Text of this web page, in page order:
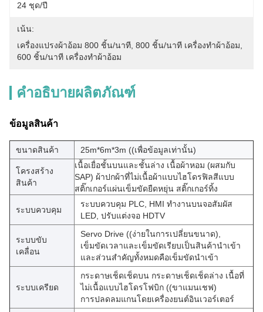
24 ชุด/ปี
เน้น:
เครื่องแปรงผ้าอ้อม 800 ชิ้น/นาที 800 ชิ้น/นาที เครื่องทําผ้าอ้อม
600 ชิ้น/นาที เครื่องทําผ้าอ้อม
คำอธิบายผลิตภัณฑ์
ข้อมูลสินค้า
ขนาดสินค้า 25m*6m*3m ((เพื่อข้อมูลเท่านั้น)
โครงสร้าง
สินค้า
เนื้อเยื่อชั้นบนและชั้นล่าง เนื้อผ้าหอม (ผสมกับ
SAP) ผ้าปกผ้าที่ไม่เนื้อผ้าแบบไฮโดรฟิลสีแบบ
สติ๊กเกอร์แผ่นเข็มขัดยืดหยุ่น สติ๊กเกอร์ทิ้ง
ระบบควบคุม
ระบบควบคุม PLC, HMI ทํางานบนจอสัมผัส
LED, ปรับแต่งจอ HDTV
ระบบขับ
เคลื่อน
Servo Drive ((ง่ายในการเปลี่ยนขนาด),
เข็มขัดเวลาและเข็มขัดเรียบเป็นสินค้านําเข้า
และส่วนสําคัญทั้งหมดคือเข็มขัดนําเข้า
ระบบเครียด
กระดาษเช็ดเช็ดบน กระดาษเช็ดเช็ดล่าง เนื้อที่
ไม่เนื้อแบบไฮโดรโฟบิก ((ขาแมนเชฟ)
การปลดลมแกนโดยเครื่องยนต์อินเวอร์เตอร์